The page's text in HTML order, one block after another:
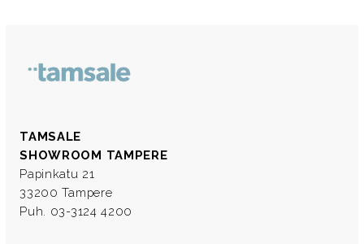
TAMSALE
SHOWROOM TAMPERE
Papinkatu 21
33200 Tampere
Puh. 03-3124 4200